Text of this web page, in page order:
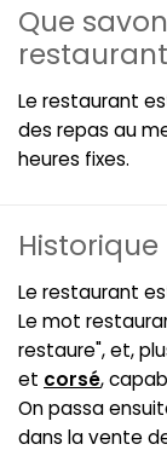
Que
Le restaurant
des repas au
heures fixes.
Historique
Le restaurant
Le mot
restaure", et,
et corsé,
On passa
dans la vente